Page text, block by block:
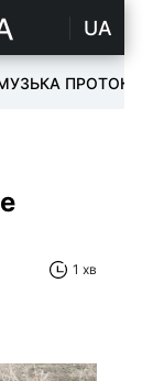
UA
ПРОТОКА
1 хв